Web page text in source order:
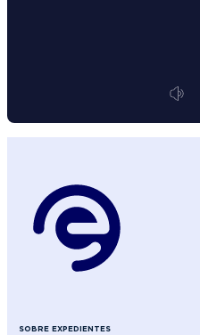
SOBRE EXPEDIENTES